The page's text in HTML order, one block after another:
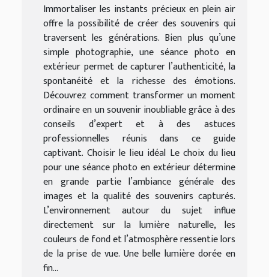
Immortaliser les instants précieux en plein air
offre la possibilité de créer des souvenirs qui
traversent les générations. Bien plus qu’une
simple photographie, une séance photo en
extérieur permet de capturer l’authenticité, la
spontanéité et la richesse des émotions.
Découvrez comment transformer un moment
ordinaire en un souvenir inoubliable grâce à des
conseils d’expert et à des astuces
professionnelles réunis dans ce guide
captivant. Choisir le lieu idéal Le choix du lieu
pour une séance photo en extérieur détermine
en grande partie l’ambiance générale des
images et la qualité des souvenirs capturés.
L’environnement autour du sujet influe
directement sur la lumière naturelle, les
couleurs de fond et l’atmosphère ressentie lors
de la prise de vue. Une belle lumière dorée en
fin...